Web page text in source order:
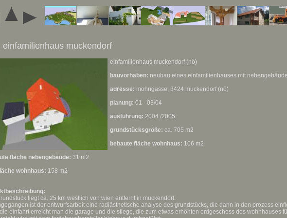
einfamilienhaus muckendorf
einfamilienhaus muckendorf (nö)
bauvorhaben: neubau eines einfamilienhauses mit
adresse: mohngasse, 3424 muckendorf (nö)
planung: 01 - 03/04
ausführung: 2004 /2005
grundstücksgröße: ca. 705 m2
bebaute fläche wohnhaus: 106 m2
fläche nebengebäude: 31 m2
wohnhaus: 158 m2
liegt ca. 25 km westlich von wien entfernt in muckendorf.
ist der entwurfsarbeit eine radiästhetische analyse des grundstücks, die dann in den prozess
einfahrt erreicht man die garage und die stiege, die zum etwas erhöhten erdgeschoss des wohnhauses